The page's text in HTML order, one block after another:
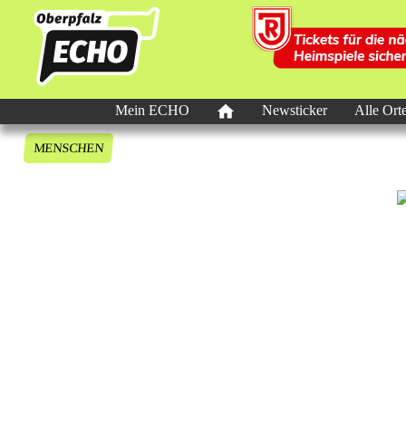
Mein ECHO Newsticker Alle
MENSCHEN